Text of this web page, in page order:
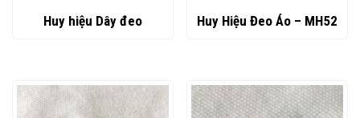
Huy hiệu Dây đeo Huy Hiệu Đeo Áo – MH52